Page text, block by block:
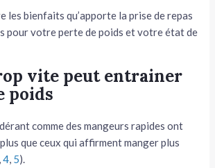
les bienfaits qu’apporte la prise de repas
pour votre perte de poids et votre état de
vite peut entrainer
poids
comme des mangeurs rapides ont
que ceux qui affirment manger plus
,4, 5).